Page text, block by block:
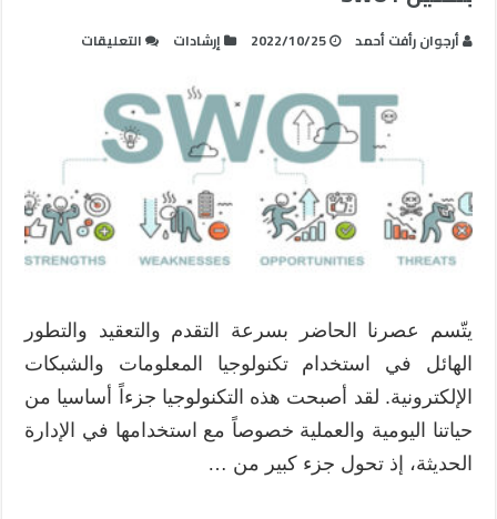
أرجوان رأفت أحمد 2022/10/25 إرشادات التعليقات
في
المقابلات
الشخصية
لاختيار
القوى
بالاستعانة
بتحليل
SWOT
مغلقة
يتّسم عصرنا الحاضر بسرعة التقدم والتعقيد والتطور
الهائل في استخدام تكنولوجيا المعلومات والشبكات
الإلكترونية. لقد أصبحت هذه التكنولوجيا جزءاً أساسيا من
حياتنا اليومية والعملية خصوصاً مع استخدامها في الإدارة
الحديثة، إذ تحول جزء كبير من …